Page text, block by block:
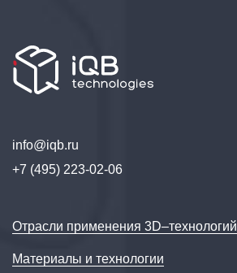
info@iqb.ru
+7 (495) 223-02-06
Отрасли применения 3D–технологий
Материалы и технологии